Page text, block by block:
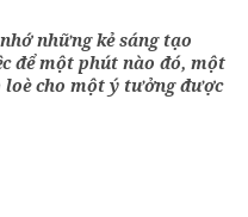
những kẻ sáng tạo
để một phút nào đó, một
cho một ý tưởng được